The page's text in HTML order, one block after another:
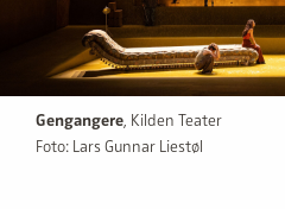
Gengangere, Kilden Teater
Foto: Lars Gunnar Liestøl